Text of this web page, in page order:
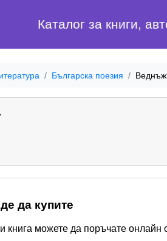
Каталог за книги,
Българска поезия Веднъж
да купите
книга можете да поръчате онлайн